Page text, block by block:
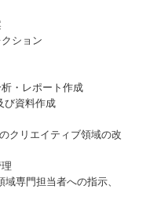
ション
・レポート作成
び資料作成
クリエイティブ領域の改
専門担当者への指示、